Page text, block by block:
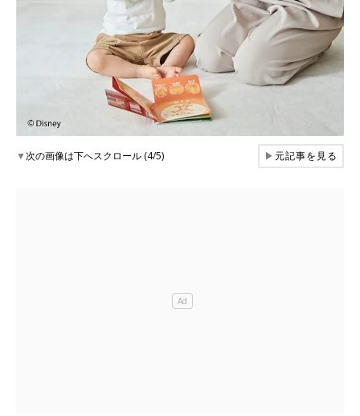
▼次の画像は下へスクロール (4/5) ▶元記事を見る